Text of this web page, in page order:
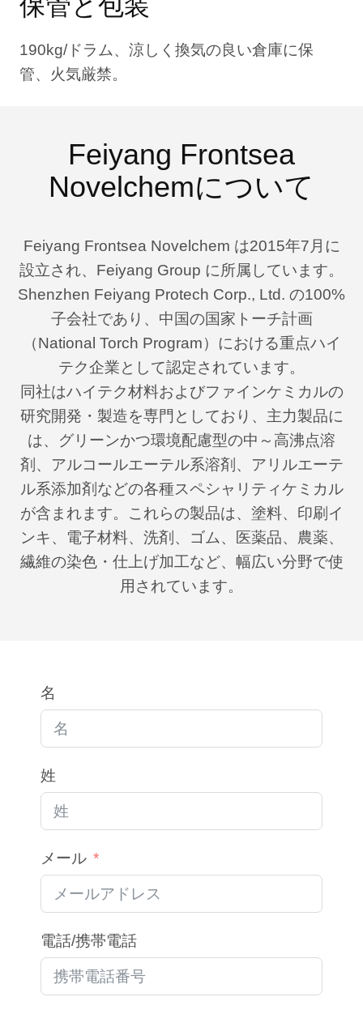
190kg/ドラム、涼しく換気の良い倉庫に保
管、火気厳禁。
Feiyang Frontsea
Novelchemについて
Feiyang Frontsea Novelchem は2015年7月に
設立され、Feiyang Group に所属しています。
Shenzhen Feiyang Protech Corp., Ltd. の100%
子会社であり、中国の国家トーチ計画
（National Torch Program）における重点ハイ
テク企業として認定されています。
同社はハイテク材料およびファインケミカルの
研究開発・製造を専門としており、主力製品に
は、グリーンかつ環境配慮型の中～高沸点溶
剤、アルコールエーテル系溶剤、アリルエーテ
ル系添加剤などの各種スペシャリティケミカル
が含まれます。これらの製品は、塗料、印刷イ
ンキ、電子材料、洗剤、ゴム、医薬品、農薬、
繊維の染色・仕上げ加工など、幅広い分野で使
用されています。
名
姓
メール
電話/携帯電話